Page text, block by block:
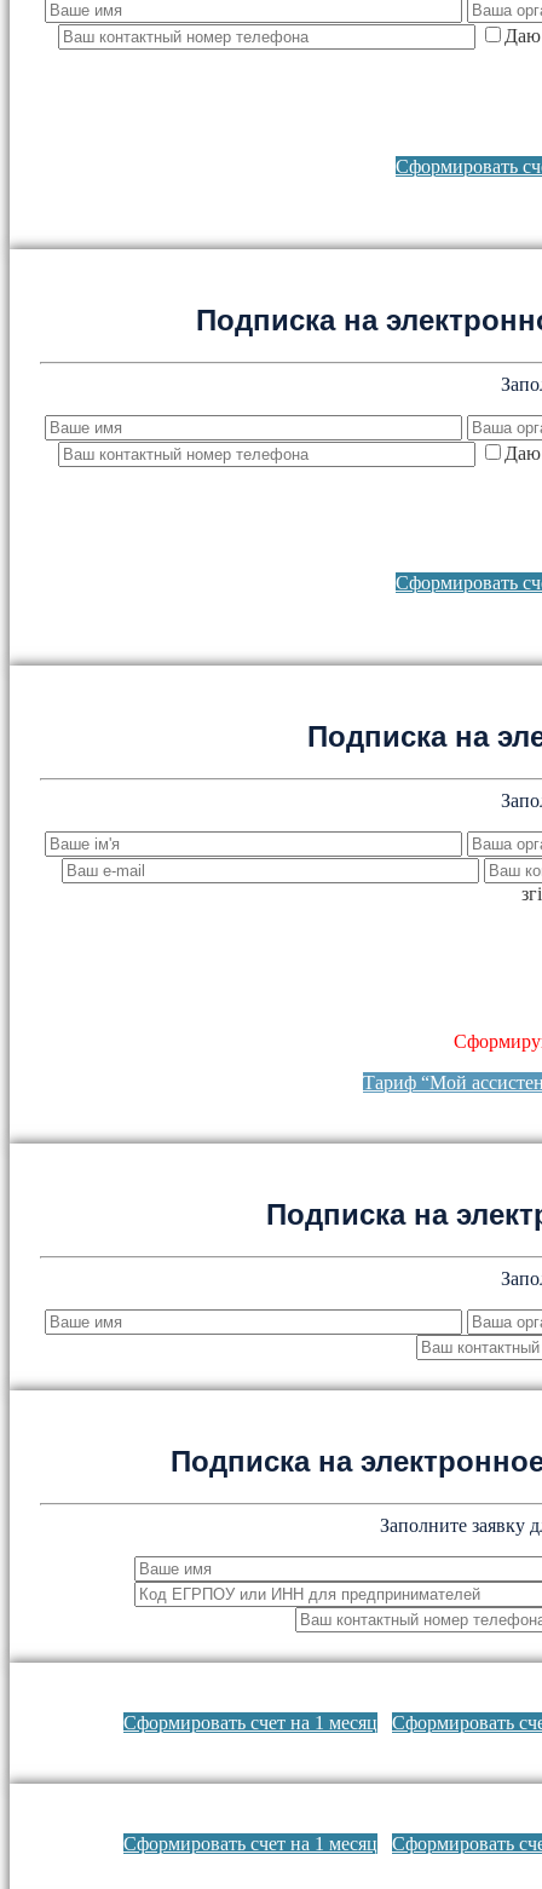
Даю
Сформировать
Подписка на
Даю
Сформировать
Подписка на
Тариф “Мой
Подписка на
Подписка на
Заполните заявку
Сформировать счет на 1 месяц Сформировать
Сформировать счет на 1 месяц Сформировать